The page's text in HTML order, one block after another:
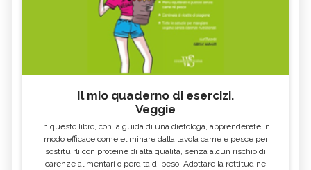
Il mio quaderno di esercizi.
Veggie
In questo libro, con la guida di una dietologa, apprenderete in
modo efficace come eliminare dalla tavola carne e pesce per
sostituirli con proteine di alta qualità, senza alcun rischio di
carenze alimentari o perdita di peso. Adottare la rettitudine